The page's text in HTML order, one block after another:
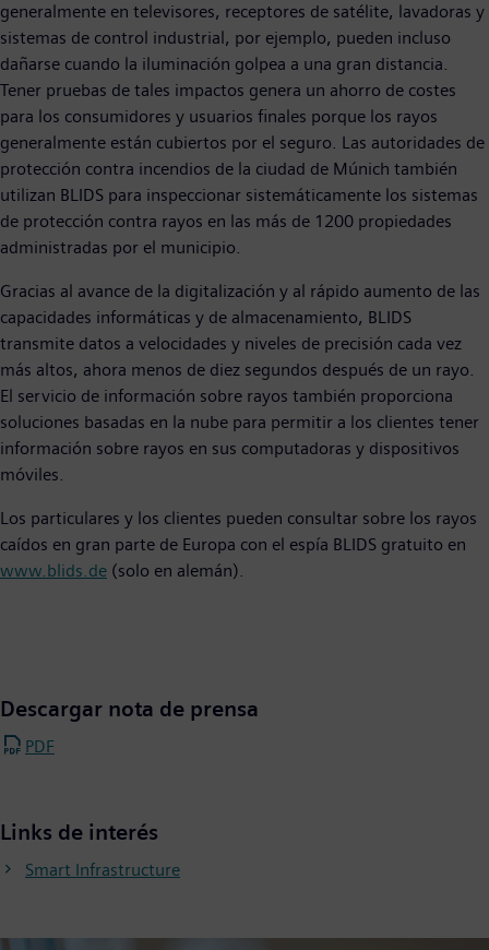
generalmente en televisores, receptores de satélite, lavadoras y
sistemas de control industrial, por ejemplo, pueden incluso
dañarse cuando la iluminación golpea a una gran distancia.
Tener pruebas de tales impactos genera un ahorro de costes
para los consumidores y usuarios finales porque los rayos
generalmente están cubiertos por el seguro. Las autoridades de
protección contra incendios de la ciudad de Múnich también
utilizan BLIDS para inspeccionar sistemáticamente los sistemas
de protección contra rayos en las más de 1200 propiedades
administradas por el municipio.
Gracias al avance de la digitalización y al rápido aumento de las
capacidades informáticas y de almacenamiento, BLIDS
transmite datos a velocidades y niveles de precisión cada vez
más altos, ahora menos de diez segundos después de un rayo.
El servicio de información sobre rayos también proporciona
soluciones basadas en la nube para permitir a los clientes tener
información sobre rayos en sus computadoras y dispositivos
móviles.
Los particulares y los clientes pueden consultar sobre los rayos
caídos en gran parte de Europa con el espía BLIDS gratuito en
www.blids.de (solo en alemán).
Descargar nota de prensa
PDF
Links de interés
Smart Infrastructure